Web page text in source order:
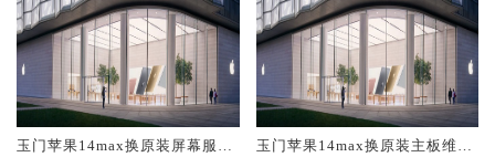
玉门苹果14max换原装屏幕服务
玉门苹果14max换原装主板维修